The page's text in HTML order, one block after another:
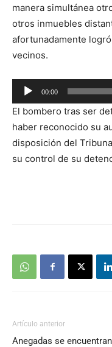
manera simultánea
otros inmuebles
afortunadamente
vecinos.
Reproductor
de
audio
00:00
El bombero tras ser
haber reconocido su
disposición del
su control de su
Artículo anterior
Anegadas se encuentran